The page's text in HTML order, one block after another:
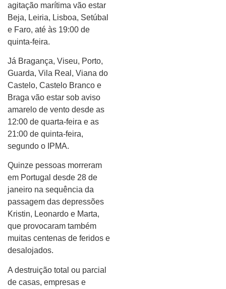
agitação marítima vão estar
Beja, Leiria, Lisboa, Setúbal
e Faro, até às 19:00 de
quinta-feira.
Já Bragança, Viseu, Porto,
Guarda, Vila Real, Viana do
Castelo, Castelo Branco e
Braga vão estar sob aviso
amarelo de vento desde as
12:00 de quarta-feira e as
21:00 de quinta-feira,
segundo o IPMA.
Quinze pessoas morreram
em Portugal desde 28 de
janeiro na sequência da
passagem das depressões
Kristin, Leonardo e Marta,
que provocaram também
muitas centenas de feridos e
desalojados.
A destruição total ou parcial
de casas, empresas e